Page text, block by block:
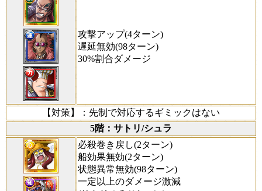
攻撃アップ(4ターン)
遅延無効(98ターン)
30%割合ダメージ
【対策】
：先制で対応するギミックはない
5階：サトリ/シュラ
必殺巻き戻し(2ターン)
船効果無効(2ターン)
状態異常無効(98ターン)
一定以上のダメージ激減